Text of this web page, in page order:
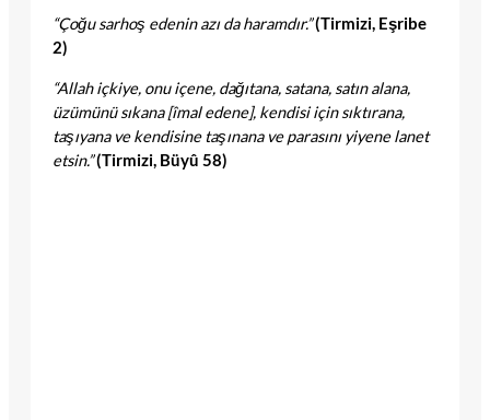
“Çoğu sarhoş edenin azı da haramdır.”(Tirmizi, Eşribe
2)
“Allah içkiye, onu içene, dağıtana, satana, satın alana,
üzümünü sıkana [îmal edene], kendisi için sıktırana,
taşıyana ve kendisine taşınana ve parasını yiyene lanet
etsin.”(Tirmizi, Büyû 58)